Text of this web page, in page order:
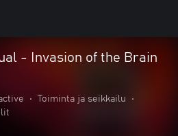
- Invasion of the Brain
• Toiminta ja seikkailu
•